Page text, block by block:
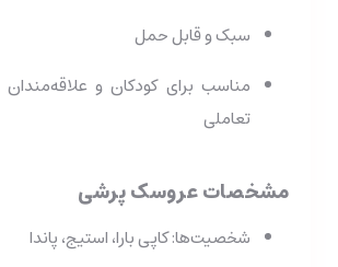
سبک و قابل حمل
مناسب برای کودکان و
تعاملی
مشخصات عروسک پرشی
شخصیت‌ها: کاپی بارا، استیج، پاندا